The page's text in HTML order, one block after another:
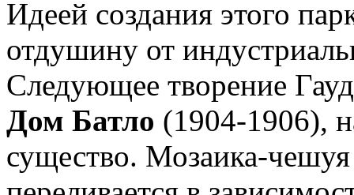
Идеей создания этого
отдушину от
Следующее творение
Дом Батло (1904-1906),
существо. Мозаика-